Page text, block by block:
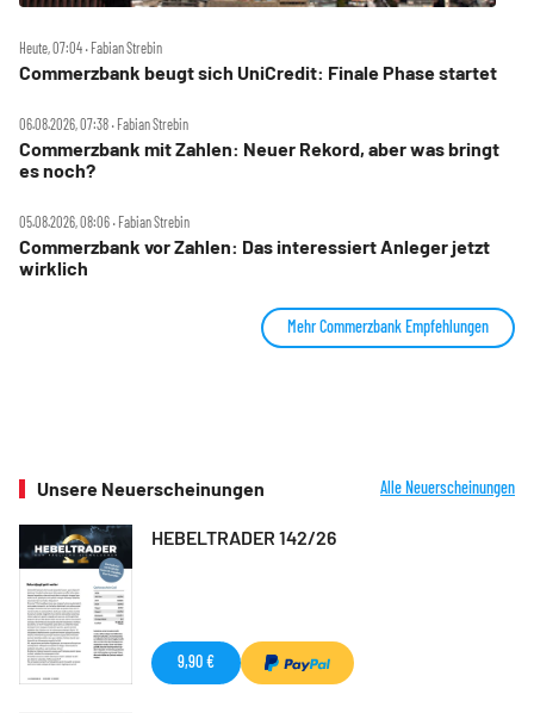
Heute, 07:04 ‧ Fabian Strebin
Commerzbank beugt sich UniCredit: Finale Phase startet
06.08.2026, 07:38 ‧ Fabian Strebin
Commerzbank mit Zahlen: Neuer Rekord, aber was bringt
es noch?
05.08.2026, 08:06 ‧ Fabian Strebin
Commerzbank vor Zahlen: Das interessiert Anleger jetzt
wirklich
Mehr Commerzbank Empfehlungen
Unsere Neuerscheinungen Alle Neuerscheinungen
HEBELTRADER 142/26
9,90 €